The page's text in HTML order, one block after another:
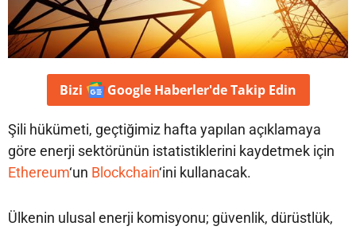
Bizi Google Haberler'deTakip Edin
Şili hükümeti, geçtiğimiz hafta yapılan açıklamaya
göre enerji sektörünün istatistiklerini kaydetmek için
Ethereum‘un Blockchain‘ini kullanacak.
Ülkenin ulusal enerji komisyonu; güvenlik, dürüstlük,